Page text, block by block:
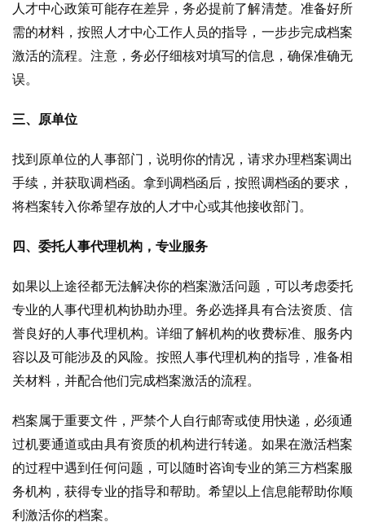
人才中心政策可能存在差异，务必提前了解清楚。准备好所
需的材料，按照人才中心工作人员的指导，一步步完成档案
激活的流程。注意，务必仔细核对填写的信息，确保准确无
误。
三、原单位
找到原单位的人事部门，说明你的情况，请求办理档案调出
手续，并获取调档函。拿到调档函后，按照调档函的要求，
将档案转入你希望存放的人才中心或其他接收部门。
四、委托人事代理机构，专业服务
如果以上途径都无法解决你的档案激活问题，可以考虑委托
专业的人事代理机构协助办理。务必选择具有合法资质、信
誉良好的人事代理机构。详细了解机构的收费标准、服务内
容以及可能涉及的风险。按照人事代理机构的指导，准备相
关材料，并配合他们完成档案激活的流程。
档案属于重要文件，严禁个人自行邮寄或使用快递，必须通
过机要通道或由具有资质的机构进行转递。如果在激活档案
的过程中遇到任何问题，可以随时咨询专业的第三方档案服
务机构，获得专业的指导和帮助。希望以上信息能帮助你顺
利激活你的档案。